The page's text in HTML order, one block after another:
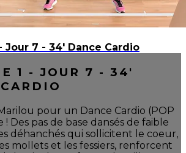
Jour 7 - 34' Dance Cardio
1 - JOUR 7 - 34'
pour un Dance Cardio (POP
Des pas de base dansés de faible
déhanchés qui sollicitent le coeur,
mollets et les fessiers, renforcent